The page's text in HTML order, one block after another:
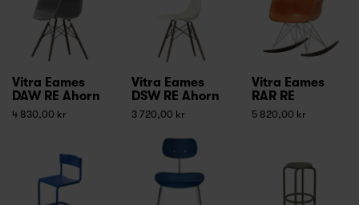
Vitra Eames
DAW RE Ahorn
4 830,00 kr
Vitra Eames
DSW RE Ahorn
3 720,00 kr
Vitra Eames
RAR RE
5 820,00 kr